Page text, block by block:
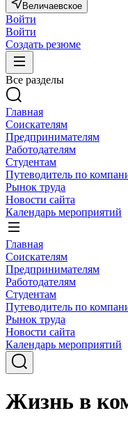
Величаевское
Войти
Войти
Создать резюме
Все разделы
Главная
Соискателям
Предпринимателям
Работодателям
Студентам
Путеводитель по
Рынок труда
Новости сайта
Календарь мероприятий
Главная
Соискателям
Предпринимателям
Работодателям
Студентам
Путеводитель по
Рынок труда
Новости сайта
Календарь мероприятий
Жизнь в